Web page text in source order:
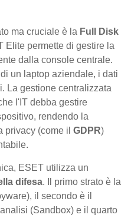
ma cruciale è la Full Disk
Elite permette di gestire la
dalla console centrale.
un laptop aziendale, i dati
La gestione centralizzata
l'IT debba gestire
rendendo la
privacy (come il GDPR)
ESET utilizza un
difesa. Il primo strato è la
il secondo è il
(Sandbox) e il quarto